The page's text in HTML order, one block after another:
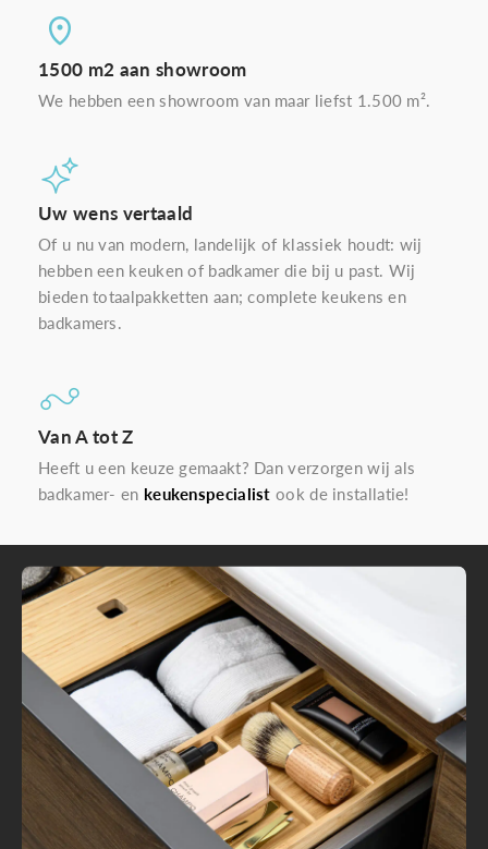
1500 m2 aan showroom
We hebben een showroom van maar liefst 1.500 m².
Uw wens vertaald
Of u nu van modern, landelijk of klassiek houdt: wij
hebben een keuken of badkamer die bij u past. Wij
bieden totaalpakketten aan; complete keukens en
badkamers.
Van A tot Z
Heeft u een keuze gemaakt? Dan verzorgen wij als
badkamer- en keukenspecialist ook de installatie!